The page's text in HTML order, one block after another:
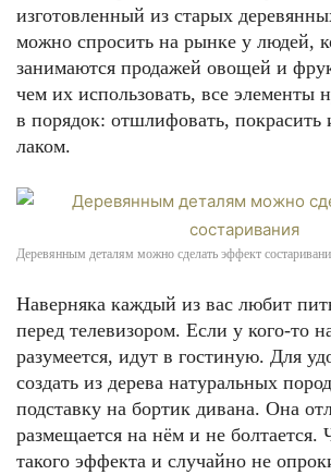
изготовленный из старых
можно спросить на рынке у людей,
занимаются продажей овощей и
чем их использовать, все элементы
в порядок: отшлифовать, покрасить
лаком.
Деревянным деталям можно сделать эффект
Наверняка каждый из вас любит
перед телевизором. Если у кого-то
разумеется, идут в гостиную. Для
создать из дерева натуральных
подставку на бортик дивана. Она
размещается на нём и не болтается.
такого эффекта и случайно не